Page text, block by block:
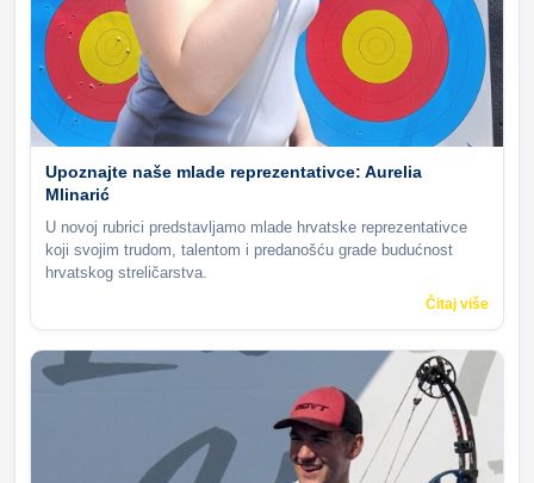
Upoznajte naše mlade reprezentativce: Aurelia
Mlinarić
U novoj rubrici predstavljamo mlade hrvatske reprezentativce
koji svojim trudom, talentom i predanošću grade budućnost
hrvatskog streličarstva.
Čitaj više